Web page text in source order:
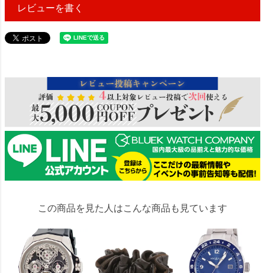
レビューを書く
この商品を見た人はこんな商品も見ています